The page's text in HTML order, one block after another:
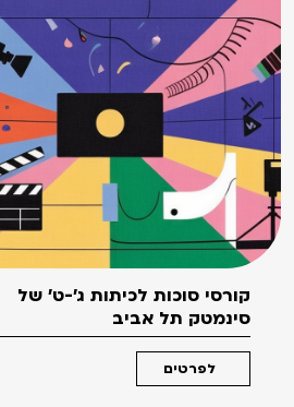
קורסי סוכות לכיתות ג'-ט' של
סינמטק תל אביב
לפרטים